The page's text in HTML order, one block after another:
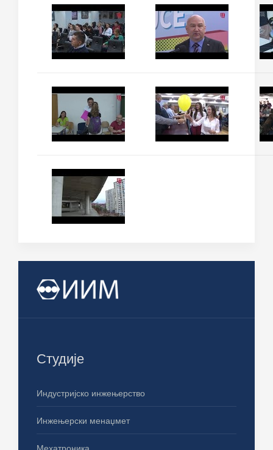
Студије
Индустријско инжењерство
Инжењерски менаџмет
Мехатроника